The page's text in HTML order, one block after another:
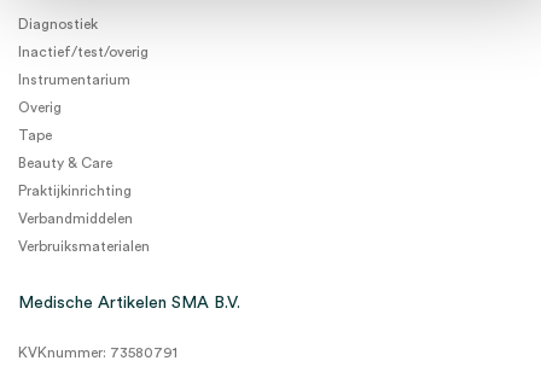
Diagnostiek
Inactief/test/overig
Instrumentarium
Overig
Tape
Beauty & Care
Praktijkinrichting
Verbandmiddelen
Verbruiksmaterialen
Medische Artikelen SMA B.V.
KVKnummer: 73580791